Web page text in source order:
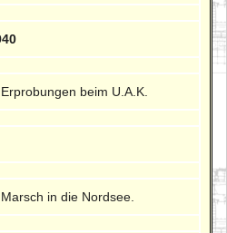
Erprobungen beim U.A.K.
Marsch in die Nordsee.